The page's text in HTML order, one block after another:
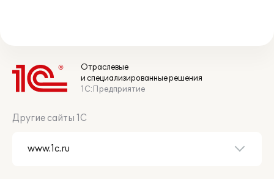
Отраслевые
и специализированные решения
1С:Предприятие
Другие сайты 1С